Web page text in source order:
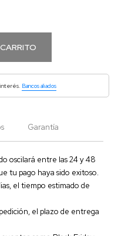
Bancos aliados
Garantía
oscilará entre las 24 y 48
tu pago haya sido exitoso.
el tiempo estimado de
el plazo de entrega